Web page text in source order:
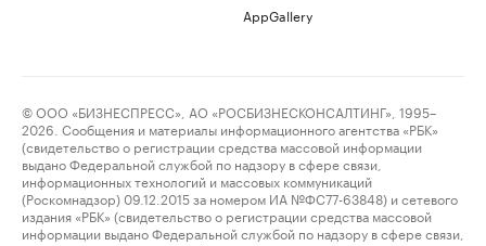
AppGallery
© ООО «БИЗНЕСПРЕСС», АО «РОСБИЗНЕСКОНСАЛТИНГ», 1995–
2026. Сообщения и материалы информационного агентства «РБК»
(свидетельство о регистрации средства массовой информации
выдано Федеральной службой по надзору в сфере связи,
информационных технологий и массовых коммуникаций
(Роскомнадзор) 09.12.2015 за номером ИА №ФС77-63848) и сетевого
издания «РБК» (свидетельство о регистрации средства массовой
информации выдано Федеральной службой по надзору в сфере связи,